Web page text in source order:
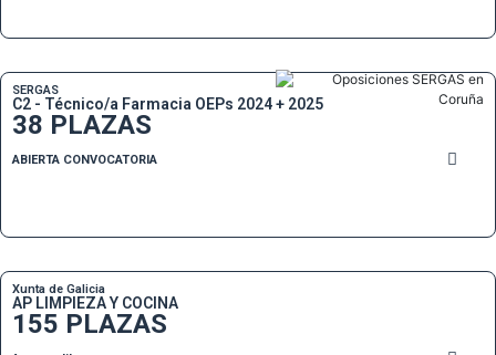
SERGAS
C2 - Técnico/a Farmacia OEPs 2024 + 2025
38 PLAZAS
ABIERTA CONVOCATORIA
Xunta de Galicia
AP LIMPIEZA Y COCINA
155 PLAZAS